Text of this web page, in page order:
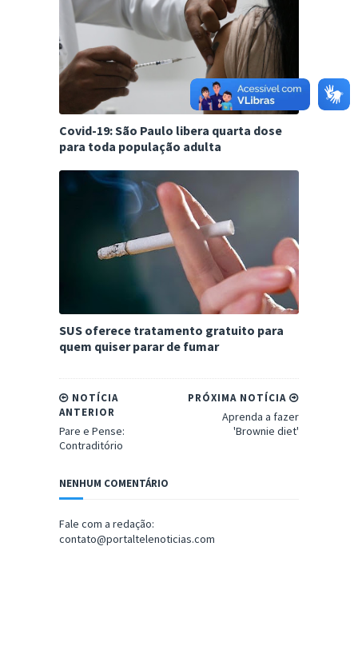
Covid-19: São Paulo libera quarta dose
para toda população adulta
SUS oferece tratamento gratuito para
quem quiser parar de fumar
PRÓXIMA NOTÍCIA
Aprenda a fazer
'Brownie diet'
NOTÍCIA
ANTERIOR
Pare e Pense:
Contraditório
NENHUM COMENTÁRIO
Fale com a redação:
contato@portaltelenoticias.com